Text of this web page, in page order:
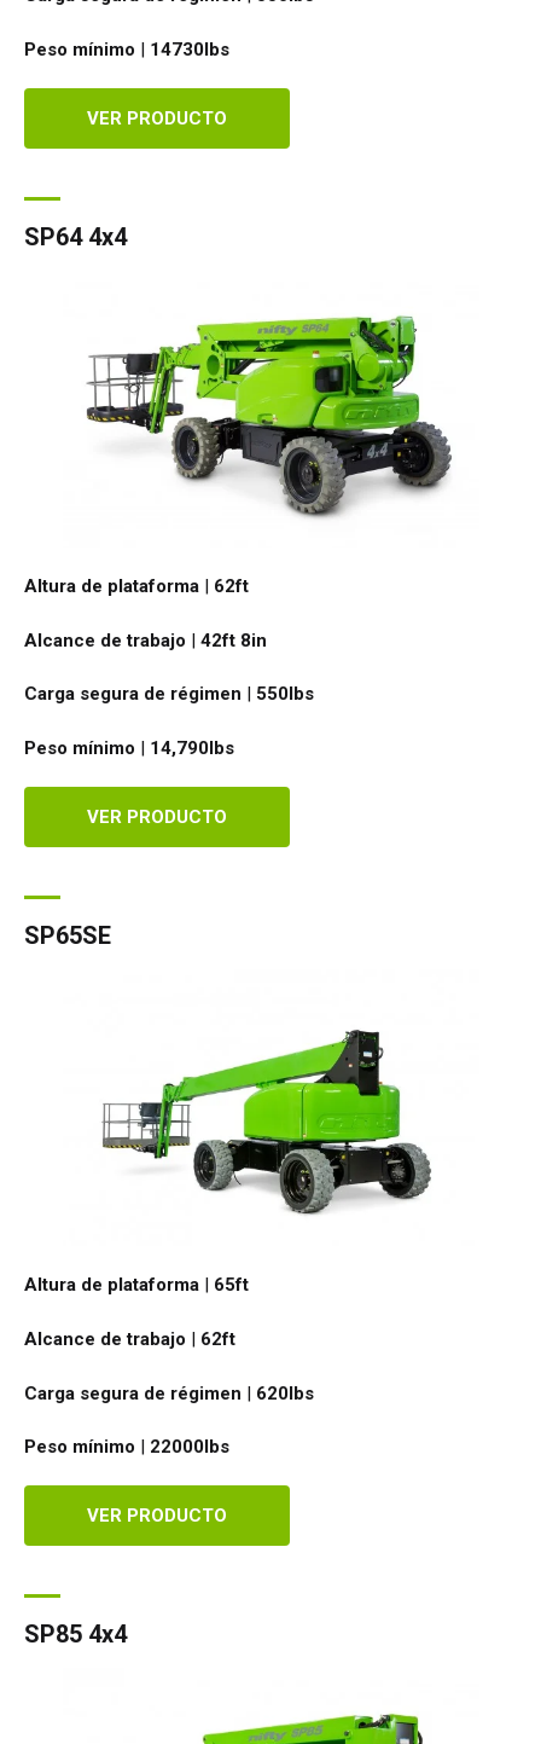
Peso mínimo | 14730lbs
VER PRODUCTO
SP64 4x4
Altura de plataforma | 62ft
Alcance de trabajo | 42ft 8in
Carga segura de régimen | 550lbs
Peso mínimo | 14,790lbs
VER PRODUCTO
SP65SE
Altura de plataforma | 65ft
Alcance de trabajo | 62ft
Carga segura de régimen | 620lbs
Peso mínimo | 22000lbs
VER PRODUCTO
SP85 4x4